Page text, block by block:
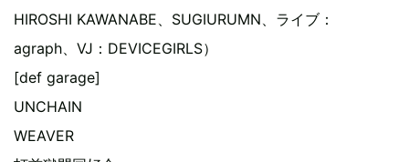
HIROSHI KAWANABE、SUGIURUMN、ライブ：
agraph、VJ：DEVICEGIRLS）
[def garage]
UNCHAIN
WEAVER